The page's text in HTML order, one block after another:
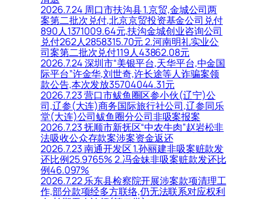
2026.7.24 周口市扶沟县 1.京贸,金城公司两
案第二批次兑付,北京京贸投资基金公司兑付
890人1371009.64元,扶沟金城创业咨询公司
兑付262人2858315.70元 2.河南明礼实业公
司案第二批次兑付119人43862.08元
2026.7.24 深圳市“美银平台,天华平台,中金国
际平台”许金华,刘世奇,许长途等人诈骗案领
款公告,本次发放35704044.31元
2026.7.23 营口市鲅鱼圈区参小伙(辽宁)公
司,辽参(大连)商务国际旅行社公司,辽参同乐
堂(大连)公司鲅鱼圈分公司非吸案报案
2026.7.23 抚顺市新抚区“中农牛肉”赵岩松非
法吸收公众存款案涉案资金返还
2026.7.23 南通开发区 1.孙丽建非吸案赃款发
还比例25.9765% 2.冯金妹非吸案赃款发还比
例46.097%
2026.7.22 乐东县检察院开展涉案款项清理工
作,部分款项经多方联络,仍无法联系对应权利